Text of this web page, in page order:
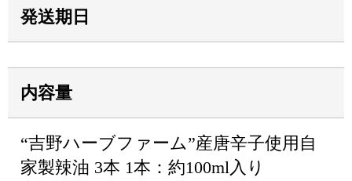
発送期日
内容量
“吉野ハーブファーム”産唐辛子使用自
家製辣油 3本 1本：約100ml入り